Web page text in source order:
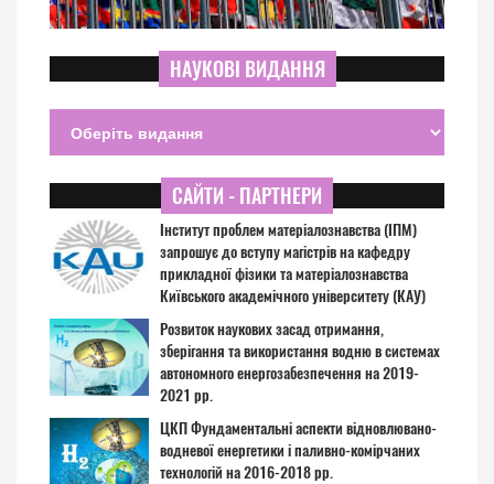
НАУКОВІ ВИДАННЯ
САЙТИ - ПАРТНЕРИ
Інститут проблем матеріалознавства (ІПМ)
запрошує до вступу магістрів на кафедру
прикладної фізики та матеріалознавства
Київського академічного університету (КАУ)
Розвиток наукових засад отримання,
зберігання та використання водню в системах
автономного енергозабезпечення на 2019-
2021 рр.
ЦКП Фундаментальні аспекти відновлювано-
водневої енергетики і паливно-комірчаних
технологій на 2016-2018 рр.